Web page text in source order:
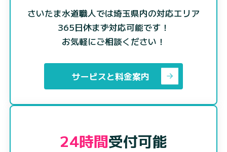
さいたま水道職人では埼玉県内の対応エリア
365日休まず対応可能です！
お気軽にご相談ください！
サービスと料金案内
24時間受付可能